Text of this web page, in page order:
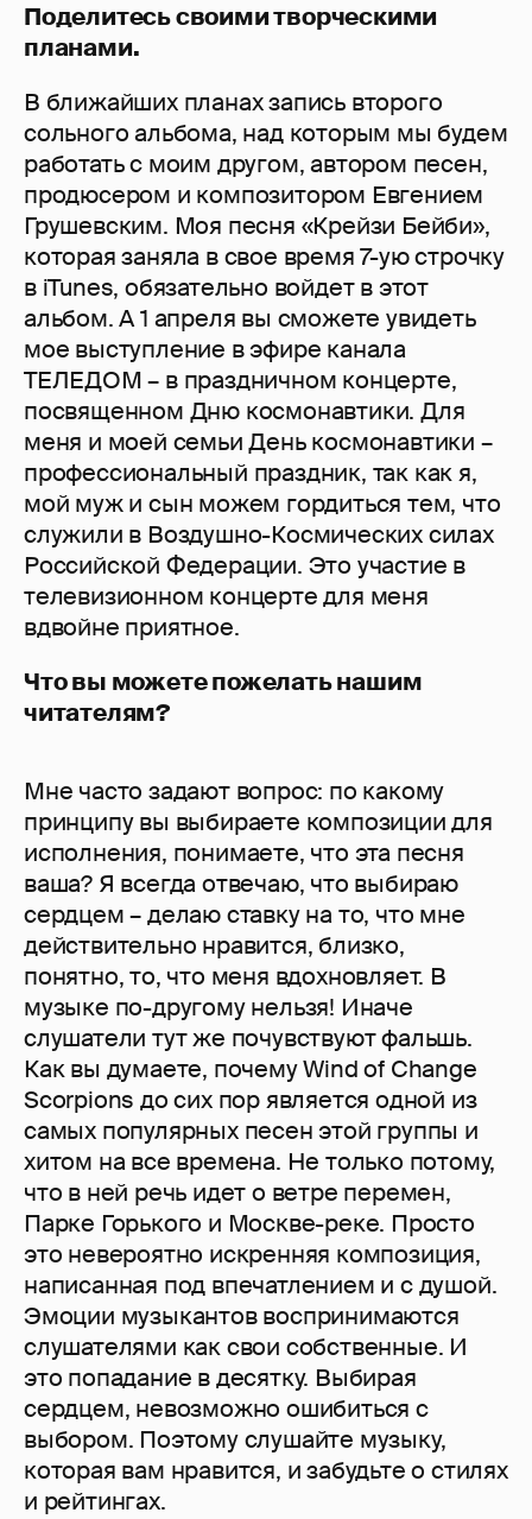
Поделитесь своими творческими
планами.
В ближайших планах запись второго
сольного альбома, над которым мы будем
работать с моим другом, автором песен,
продюсером и композитором Евгением
Грушевским. Моя песня «Крейзи Бейби»,
которая заняла в свое время 7-ую строчку
в iTunes, обязательно войдет в этот
альбом. А 1 апреля вы сможете увидеть
мое выступление в эфире канала
ТЕЛЕДОМ – в праздничном концерте,
посвященном Дню космонавтики. Для
меня и моей семьи День космонавтики –
профессиональный праздник, так как я,
мой муж и сын можем гордиться тем, что
служили в Воздушно-Космических силах
Российской Федерации. Это участие в
телевизионном концерте для меня
вдвойне приятное.
Что вы можете пожелать нашим
читателям?
Мне часто задают вопрос: по какому
принципу вы выбираете композиции для
исполнения, понимаете, что эта песня
ваша? Я всегда отвечаю, что выбираю
сердцем – делаю ставку на то, что мне
действительно нравится, близко,
понятно, то, что меня вдохновляет. В
музыке по-другому нельзя! Иначе
слушатели тут же почувствуют фальшь.
Как вы думаете, почему Wind of Change
Scorpions до сих пор является одной из
самых популярных песен этой группы и
хитом на все времена. Не только потому,
что в ней речь идет о ветре перемен,
Парке Горького и Москве-реке. Просто
это невероятно искренняя композиция,
написанная под впечатлением и с душой.
Эмоции музыкантов воспринимаются
слушателями как свои собственные. И
это попадание в десятку. Выбирая
сердцем, невозможно ошибиться с
выбором. Поэтому слушайте музыку,
которая вам нравится, и забудьте о стилях
и рейтингах.